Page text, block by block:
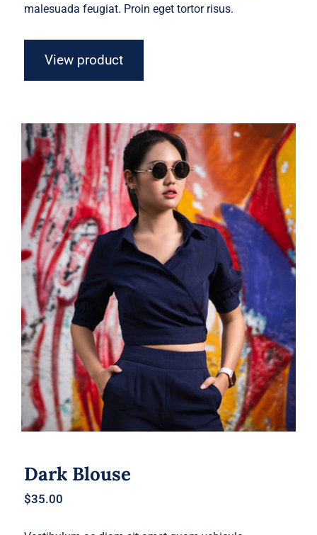
malesuada feugiat. Proin eget tortor risus.
View product
Dark Blouse
Dark Blouse
$35.00